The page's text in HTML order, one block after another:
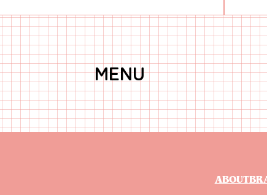
MENU
ABOUT